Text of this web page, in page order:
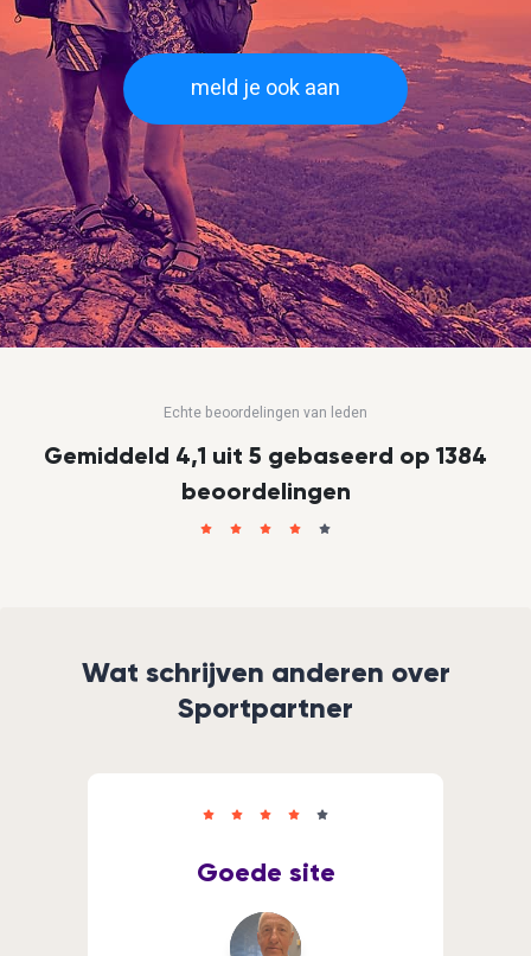
meld je ook aan
Echte beoordelingen van leden
Gemiddeld 4,1 uit 5 gebaseerd op 1384
beoordelingen
Wat schrijven anderen over
Sportpartner
Goede site